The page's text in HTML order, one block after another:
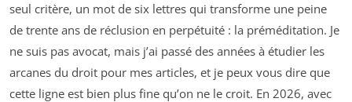
seul critère, un mot de six lettres qui transforme une peine
de trente ans de réclusion en perpétuité : la préméditation. Je
ne suis pas avocat, mais j’ai passé des années à étudier les
arcanes du droit pour mes articles, et je peux vous dire que
cette ligne est bien plus fine qu’on ne le croit. En 2026, avec